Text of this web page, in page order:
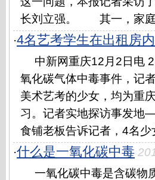
长刘立强。 其一，家庭
·4名艺考学生在出租房
中新网重庆12月2日电
氧化碳气体中毒事件，记
美术艺考的少女，均为重
习。记者实地探访事发地
食铺老板告诉记者，4名少
·什么是一氧化碳中毒
一氧化碳中毒是含碳物